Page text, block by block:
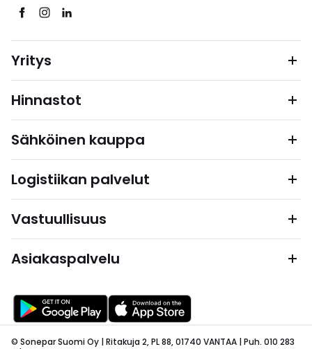
Yritys
Hinnastot
Sähköinen kauppa
Logistiikan palvelut
Vastuullisuus
Asiakaspalvelu
© Sonepar Suomi Oy | Ritakuja 2, PL 88, 01740 VANTAA | Puh. 010 283